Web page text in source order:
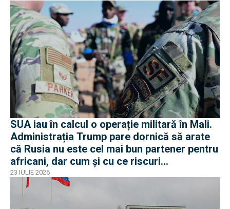
SUA iau în calcul o operație militară în Mali.
Administrația Trump pare dornică să arate
că Rusia nu este cel mai bun partener pentru
africani, dar cum și cu ce riscuri
operaționale?
23 IULIE 2026